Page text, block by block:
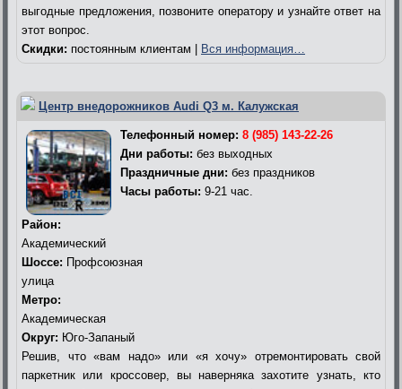
выгодные предложения, позвоните оператору и узнайте ответ на
этот вопрос.
Скидки: постоянным клиентам | Вся информация…
Центр внедорожников Audi Q3 м. Калужская
Телефонный номер: 8 (985) 143-22-26
Дни работы: без выходных
Праздничные дни: без праздников
Часы работы: 9-21 час.
Район:
Академический
Шоссе: Профсоюзная
улица
Метро:
Академическая
Округ: Юго-Запаный
Решив, что «вам надо» или «я хочу» отремонтировать свой
паркетник или кроссовер, вы наверняка захотите узнать, кто